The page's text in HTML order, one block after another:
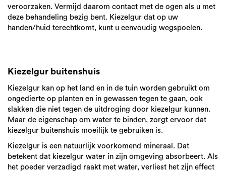
veroorzaken. Vermijd daarom contact met de ogen als u met
deze behandeling bezig bent. Kiezelgur dat op uw
handen/huid terechtkomt, kunt u eenvoudig wegspoelen.
Kiezelgur buitenshuis
Kiezelgur kan op het land en in de tuin worden gebruikt om
ongedierte op planten en in gewassen tegen te gaan, ook
slakken die niet tegen de uitdroging door kiezelgur kunnen.
Maar de eigenschap om water te binden, zorgt ervoor dat
kiezelgur buitenshuis moeilijk te gebruiken is.
Kiezelgur is een natuurlijk voorkomend mineraal. Dat
betekent dat kiezelgur water in zijn omgeving absorbeert. Als
het poeder verzadigd raakt met water, verliest het zijn effect